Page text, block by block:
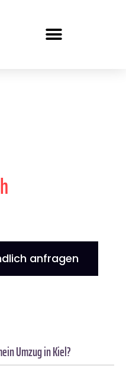
anfragen
Umzug in Kiel?